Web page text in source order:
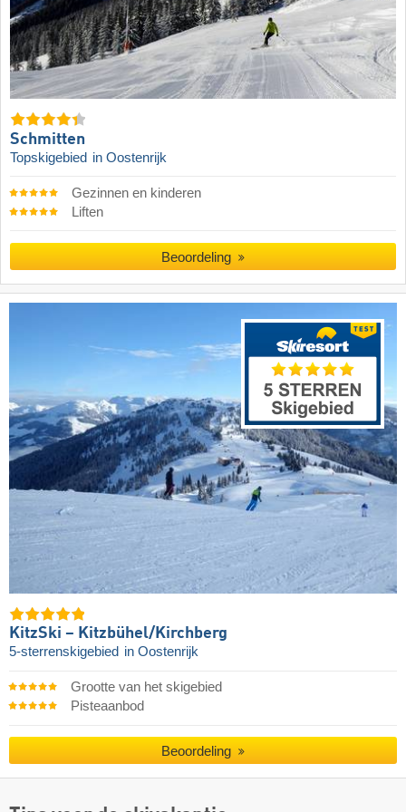
Schmitten
Topskigebied in Oostenrijk
Gezinnen en kinderen
Liften
Beoordeling
KitzSki – Kitzbühel/​Kirchberg
5-sterrenskigebied in Oostenrijk
Grootte van het skigebied
Pisteaanbod
Beoordeling